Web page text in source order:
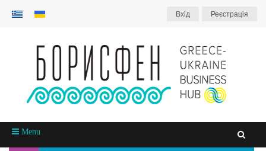
Вхiд Реєстрація
Menu